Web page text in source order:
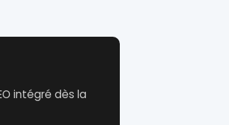
intégré dès la